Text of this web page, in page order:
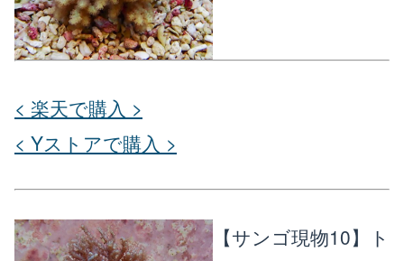
< 楽天で購入 >
< Yストアで購入 >
【サンゴ現物10】ト